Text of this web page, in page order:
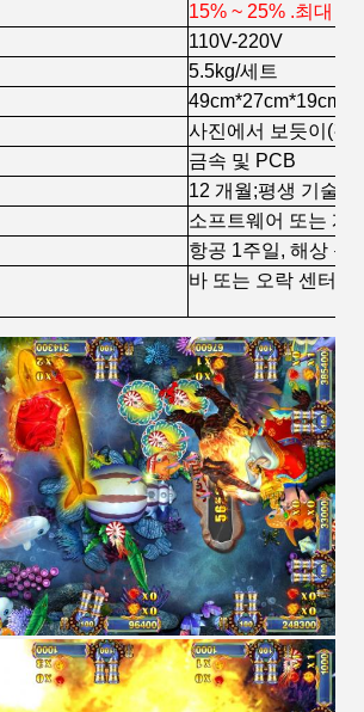
15% ~ 25% .최대 보
110V-220V
5.5kg/세트
49cm*27cm*19cm
사진에서 보듯이(검
금속 및 PCB
12 개월;평생 기술
소프트웨어 또는 게
항공 1주일, 해상 운
바 또는 오락 센터